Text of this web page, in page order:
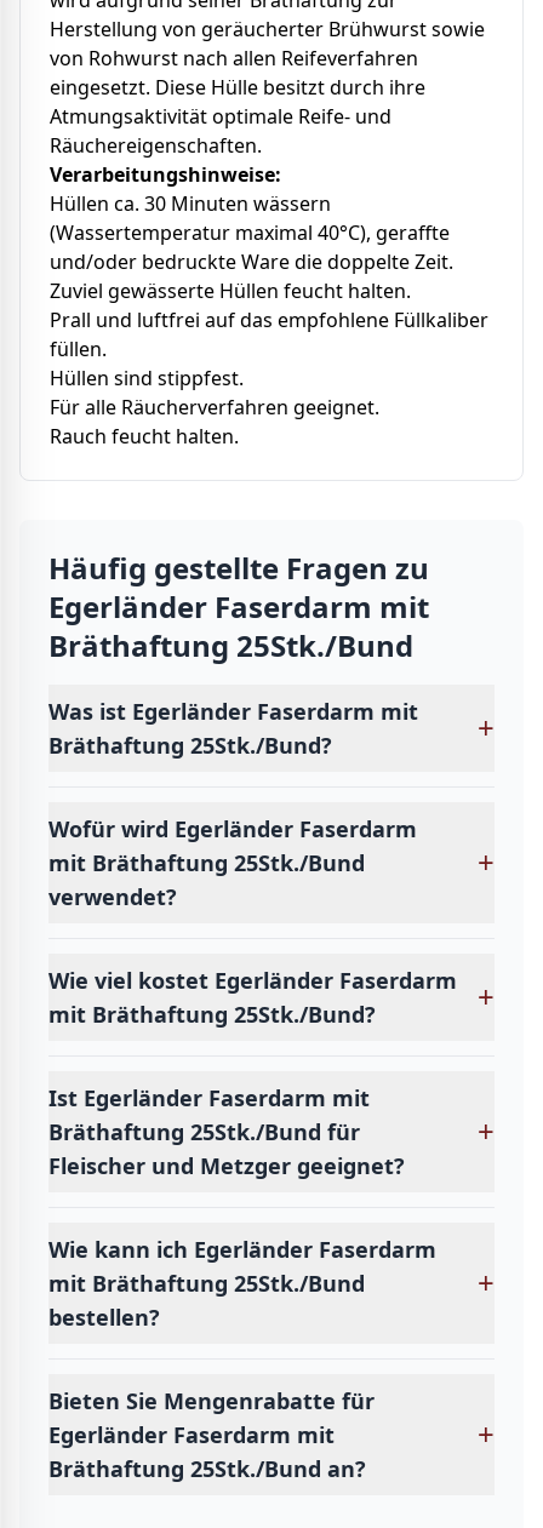
Herstellung von geräucherter Brühwurst sowie
von Rohwurst nach allen Reifeverfahren
eingesetzt. Diese Hülle besitzt durch ihre
Atmungsaktivität optimale Reife- und
Räuchereigenschaften.
Verarbeitungshinweise:
Hüllen ca. 30 Minuten wässern
(Wassertemperatur maximal 40°C), geraffte
und/oder bedruckte Ware die doppelte Zeit.
Zuviel gewässerte Hüllen feucht halten.
Prall und luftfrei auf das empfohlene Füllkaliber
füllen.
Hüllen sind stippfest.
Für alle Räucherverfahren geeignet.
Rauch feucht halten.
Häufig gestellte Fragen zu
Egerländer Faserdarm mit
Bräthaftung 25Stk./Bund
Was ist Egerländer Faserdarm mit
Bräthaftung 25Stk./Bund?
+
Wofür wird Egerländer Faserdarm
mit Bräthaftung 25Stk./Bund
verwendet?
+
Wie viel kostet Egerländer Faserdarm
mit Bräthaftung 25Stk./Bund?
+
Ist Egerländer Faserdarm mit
Bräthaftung 25Stk./Bund für
Fleischer und Metzger geeignet?
+
Wie kann ich Egerländer Faserdarm
mit Bräthaftung 25Stk./Bund
bestellen?
+
Bieten Sie Mengenrabatte für
Egerländer Faserdarm mit
Bräthaftung 25Stk./Bund an?
+